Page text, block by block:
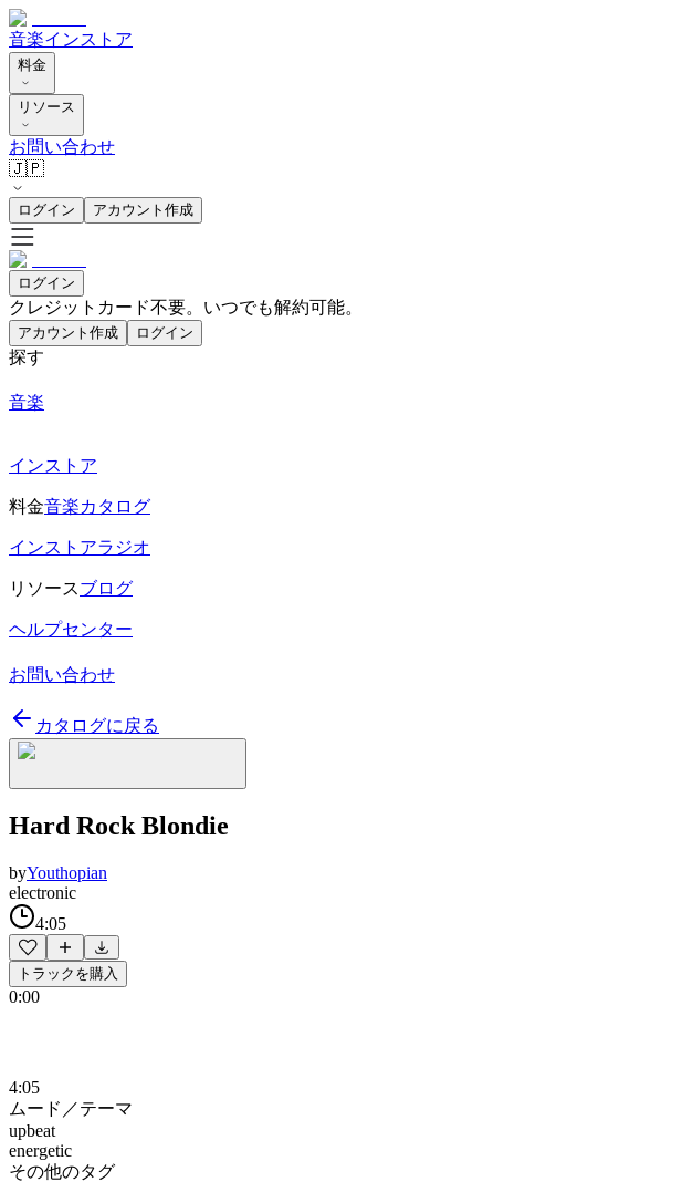
音楽インストア
料金
リソース
お問い合わせ
🇯🇵
ログイン アカウント作成
ログイン
クレジットカード不要。いつでも解約可能。
アカウント作成 ログイン
探す
音楽
インストア
料金音楽カタログ
インストアラジオ
リソースブログ
ヘルプセンター
お問い合わせ
カタログに戻る
Hard Rock Blondie
byYouthopian
electronic
4:05
トラックを購入
0:00
4:05
ムード／テーマ
upbeat
energetic
その他のタグ